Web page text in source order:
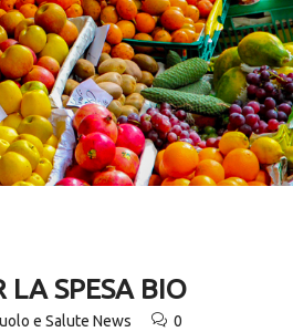
LA SPESA BIO
e Salute News 0